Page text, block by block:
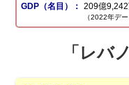
GDP（名目）： 209億
（2022年デ
「レバ